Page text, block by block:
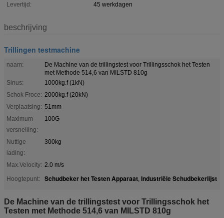
Levertijd:
45 werkdagen
beschrijving
Trillingen testmachine
naam:
De Machine van de trillingstest voor Trillingsschok het Testen
met Methode 514,6 van MILSTD 810g
Sinus:
1000kg.f (1kN)
Schok Froce: 2000kg.f (20kN)
Verplaatsing: 51mm
Maximum
versnelling:
100G
Nuttige
lading:
300kg
Max.Velocity: 2.0 m/s
Hoogtepunt:
Schudbeker het Testen Apparaat, Industriële Schudbekerlijst
De Machine van de trillingstest voor Trillingsschok het
Testen met Methode 514,6 van MILSTD 810g